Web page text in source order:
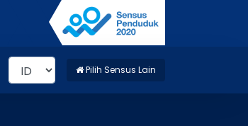
Pilih Sensus Lain